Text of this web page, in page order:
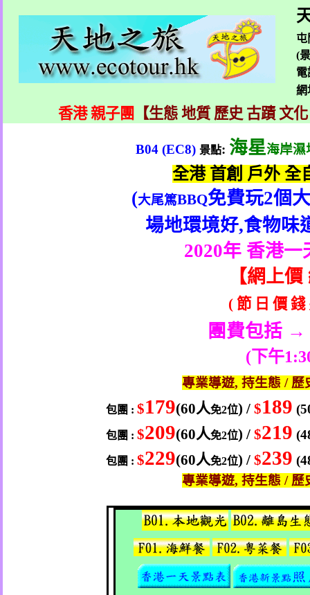
屯
(
電
香港 親子團 【生態 地質 歷史 古蹟 文
B04 (EC8) 景點: 海星海岸濕
全港 首創 戶外 全
(大尾篤BBQ免費玩2個
場地環境好,食物味
2020年 香港一
【網上價
( 節 日 價 錢
團費包括 →
(下午
專業導遊, 持生態 / 歷
包團 :$179(60人免2位) /$189
包團 :$209(60人免2位) /$219
包團 :$229(60人免2位) /$239
專業導遊, 持生態 / 歷